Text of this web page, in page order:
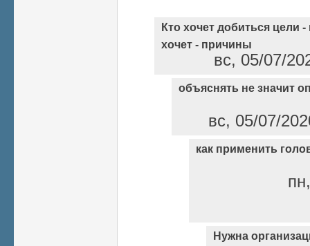
Кто хочет добиться цели
хочет - причины
вс, 05/07/
объяснять не значит
вс, 05/07/
как применить
Нужна